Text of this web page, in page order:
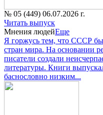
№ 05 (449) 06.07.2026 г.
Читать выпуск
Мнения людейЕще
Я горжусь тем, что СССР
стран мира. На основании
писатели создали
литературы. Книги
баснословно низким...